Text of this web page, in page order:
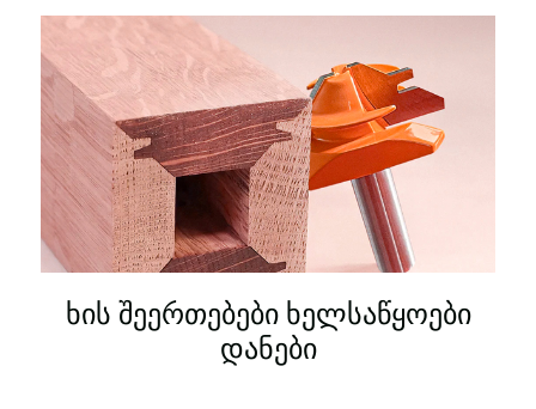
ხის შეერთებები ხელსაწყოები
დანები